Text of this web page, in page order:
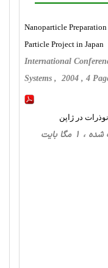
Nanoparticle
Particle Project in Japan
International
Systems , 2004 , 4
در ژاپن
، کلیه گرایش ها، 13 صفحه فارسی تایپ شده ، 1 مگا بایت